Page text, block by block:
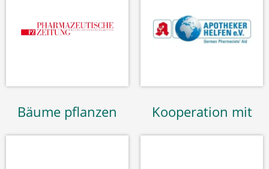
Bäume pflanzen Kooperation mit